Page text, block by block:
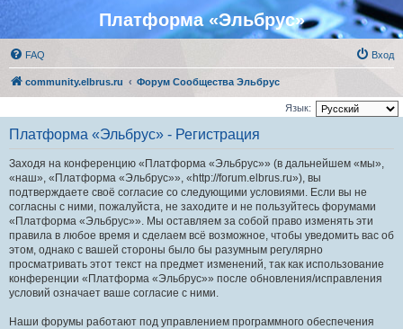
Платформа «Эльбрус»
FAQ Вход
community.elbrus.ru Форум Сообщества Эльбрус
Язык:
Платформа «Эльбрус» - Регистрация
Заходя на конференцию «Платформа «Эльбрус»» (в дальнейшем «мы»,
«наш», «Платформа «Эльбрус»», «http://forum.elbrus.ru»), вы
подтверждаете своё согласие со следующими условиями. Если вы не
согласны с ними, пожалуйста, не заходите и не пользуйтесь форумами
«Платформа «Эльбрус»». Мы оставляем за собой право изменять эти
правила в любое время и сделаем всё возможное, чтобы уведомить вас об
этом, однако с вашей стороны было бы разумным регулярно
просматривать этот текст на предмет изменений, так как использование
конференции «Платформа «Эльбрус»» после обновления/исправления
условий означает ваше согласие с ними.
Наши форумы работают под управлением программного обеспечения